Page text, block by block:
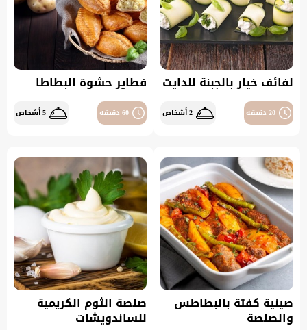
لفائف خيار بالجبنة للدايت
20 دقيقة 2 أشخاص
فطاير حشوة البطاطا
60 دقيقة 5 أشخاص
صينية كفتة بالبطاطس
والصلصة
صلصة الثوم الكريمية
للساندويشات